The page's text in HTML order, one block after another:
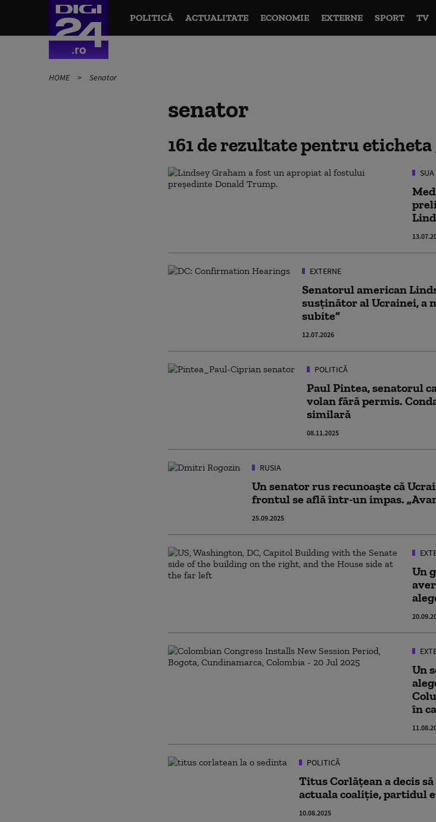
POLITICĂ ACTUALITATE ECONOMIE EXTERNE SPORT TV
HOME Senator
senator
161 de rezultate pentru eticheta
SUA
EXTERNE
Senatorul american
susținător al Ucrainei, a
subite”
12.07.2026
POLITICĂ
Paul Pintea, senatorul
volan fără permis.
similară
08.11.2025
RUSIA
Un senator rus recunoaște că
frontul se află într-un impas.
25.09.2025
Un
Un
în
POLITICĂ
Titus Corlăţean a decis
actuala coaliție, partidul
10.08.2025